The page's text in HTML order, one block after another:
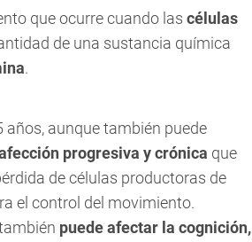
que ocurre cuando las células
de una sustancia química
.
años, aunque también puede
progresiva y crónica que
de células productoras de
el control del movimiento.
puede afectar la cognición,